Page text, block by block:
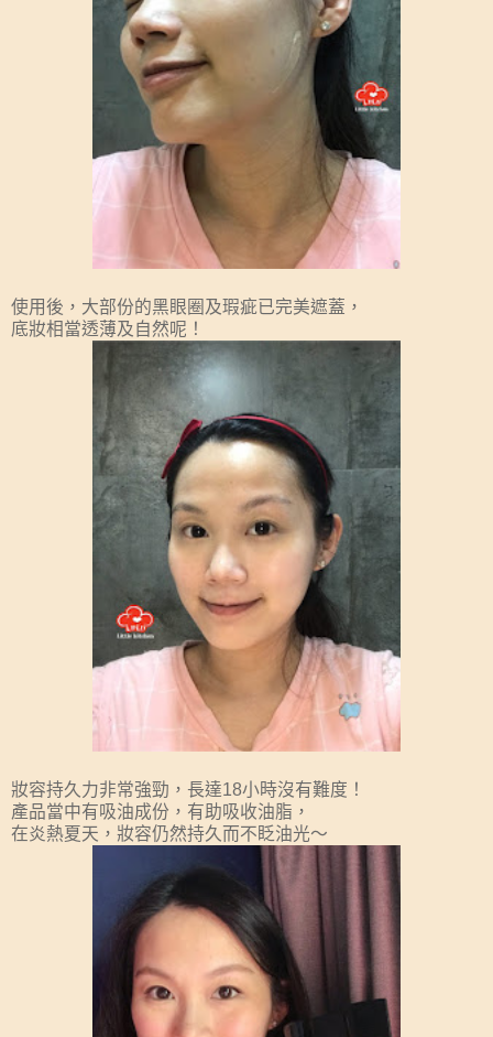
使用後，大部份的黑眼圈及瑕疵已完美遮蓋，
底妝相當透薄及自然呢！
妝容持久力非常強勁，長達18小時沒有難度！
產品當中有吸油成份，有助吸收油脂，
在炎熱夏天，妝容仍然持久而不眨油光～